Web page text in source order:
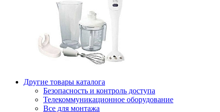
Другие товары каталога
Безопасность и контроль доступа
Телекоммуникационное оборудование
Все для монтажа